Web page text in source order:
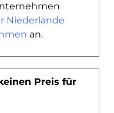
Niederlande
an.
Preis für